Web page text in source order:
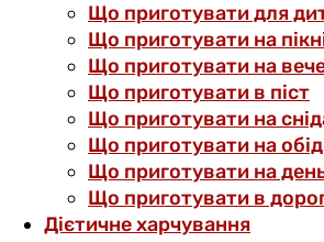
Що приготувати для
Що приготувати на
Що приготувати на
Що приготувати в піст
Що приготувати на
Що приготувати на обід
Що приготувати на
Що приготувати в
Дієтичне харчування